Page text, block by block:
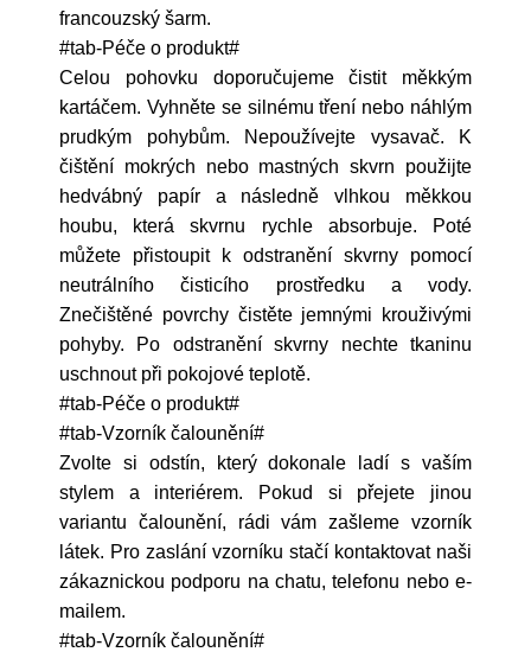
francouzský šarm.
#tab-Péče o produkt#
Celou pohovku doporučujeme čistit měkkým
kartáčem. Vyhněte se silnému tření nebo náhlým
prudkým pohybům. Nepoužívejte vysavač. K
čištění mokrých nebo mastných skvrn použijte
hedvábný papír a následně vlhkou měkkou
houbu, která skvrnu rychle absorbuje. Poté
můžete přistoupit k odstranění skvrny pomocí
neutrálního čisticího prostředku a vody.
Znečištěné povrchy čistěte jemnými krouživými
pohyby. Po odstranění skvrny nechte tkaninu
uschnout při pokojové teplotě.
#tab-Péče o produkt#
#tab-Vzorník čalounění#
Zvolte si odstín, který dokonale ladí s vaším
stylem a interiérem. Pokud si přejete jinou
variantu čalounění, rádi vám zašleme vzorník
látek. Pro zaslání vzorníku stačí kontaktovat naši
zákaznickou podporu na chatu, telefonu nebo e-
mailem.
#tab-Vzorník čalounění#